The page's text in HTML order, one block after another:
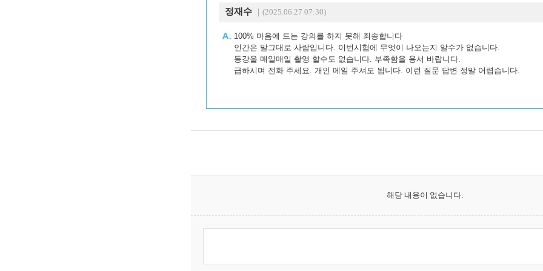
정재수 ｜(2025.06.27 07:30)
100% 마음에 드는 강의를 하지 못해 죄송합니다
인간은 말그대로 사람입니다. 이번시험에 무엇이 나오는지 알수가 없습니다.
동강을 매일매일 촬영 할수도 없습니다. 부족함을 용서 바랍니다.
급하시며 전화 주세요. 개인 메일 주셔도 됩니다. 이런 질문 답변 정말 어렵습니다.